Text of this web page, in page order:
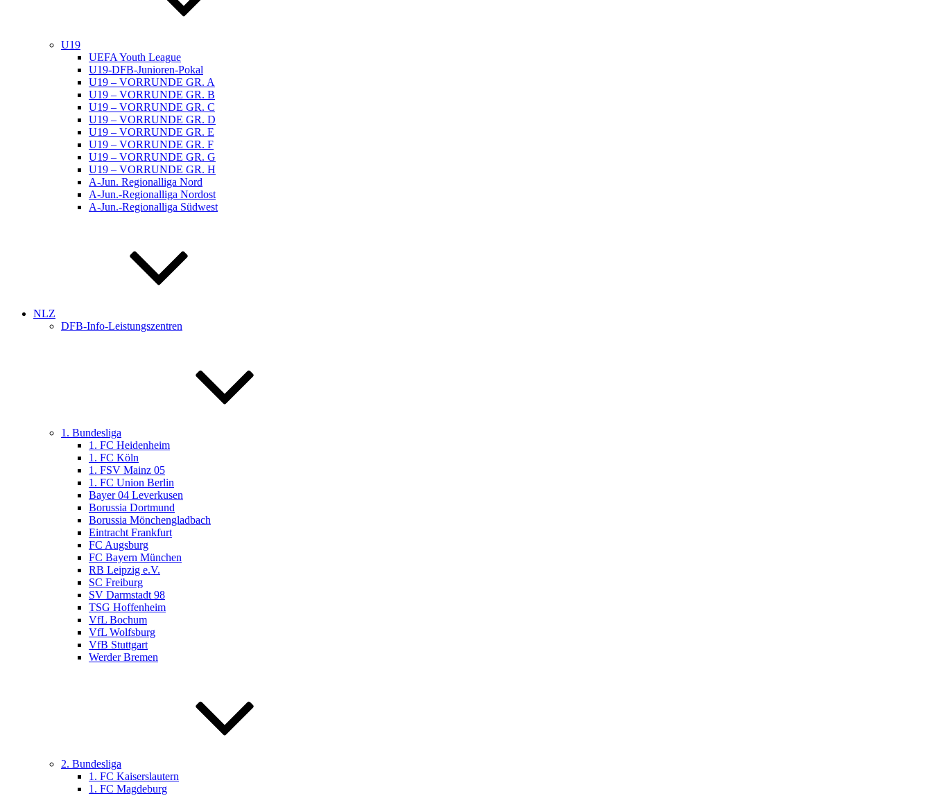
U19
UEFA Youth League
U19-DFB-Junioren-Pokal
U19 – VORRUNDE GR. A
U19 – VORRUNDE GR. B
U19 – VORRUNDE GR. C
U19 – VORRUNDE GR. D
U19 – VORRUNDE GR. E
U19 – VORRUNDE GR. F
U19 – VORRUNDE GR. G
U19 – VORRUNDE GR. H
A-Jun. Regionalliga Nord
A-Jun.-Regionalliga Nordost
A-Jun.-Regionalliga Südwest
NLZ
DFB-Info-Leistungszentren
1. Bundesliga
1. FC Heidenheim
1. FC Köln
1. FSV Mainz 05
1. FC Union Berlin
Bayer 04 Leverkusen
Borussia Dortmund
Borussia Mönchengladbach
Eintracht Frankfurt
FC Augsburg
FC Bayern München
RB Leipzig e.V.
SC Freiburg
SV Darmstadt 98
TSG Hoffenheim
VfL Bochum
VfL Wolfsburg
VfB Stuttgart
Werder Bremen
2. Bundesliga
1. FC Kaiserslautern
1. FC Magdeburg